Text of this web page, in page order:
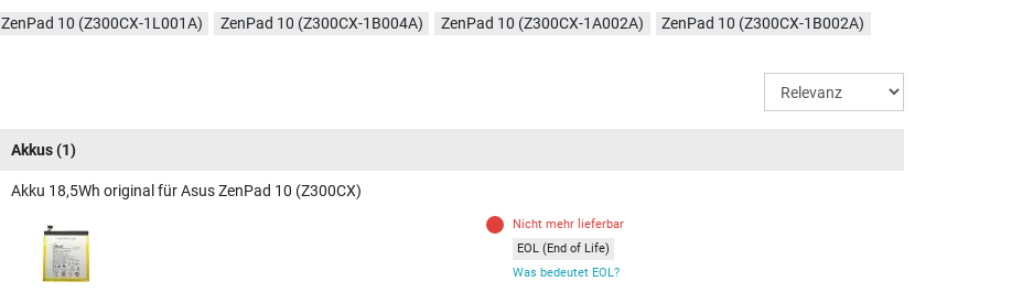
ZenPad 10 (Z300CX-1L001A) ZenPad 10 (Z300CX-1B004A) ZenPad 10 (Z300CX-1A002A) ZenPad 10 (Z300CX-1B002A)
Akkus(1)
Akku 18,5Wh original für Asus ZenPad 10 (Z300CX)
Nicht mehr lieferbar
EOL (End of Life)
Was bedeutet EOL?